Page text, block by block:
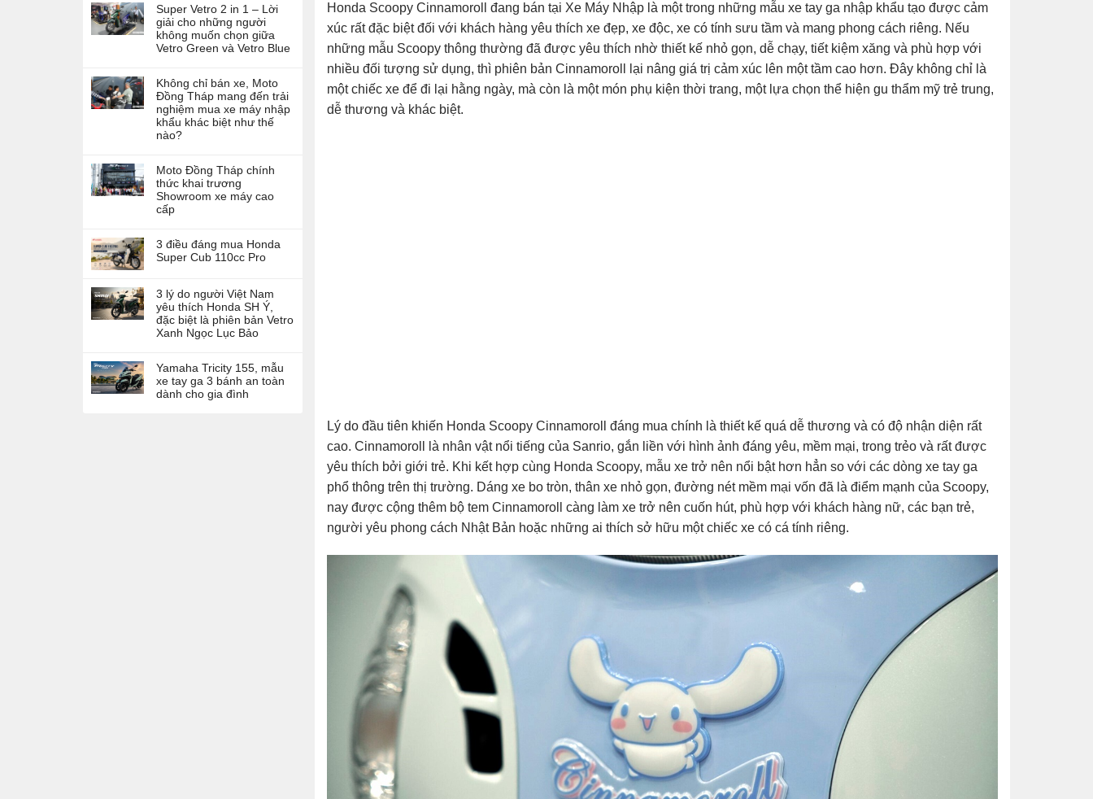
Super Vetro 2 in 1 – Lời
giải cho những người
không muốn chọn giữa
Vetro Green và Vetro Blue
Không chỉ bán xe, Moto
Đồng Tháp mang đến trải
nghiệm mua xe máy nhập
khẩu khác biệt như thế
nào?
Moto Đồng Tháp chính
thức khai trương
Showroom xe máy cao
cấp
3 điều đáng mua Honda
Super Cub 110cc Pro
3 lý do người Việt Nam
yêu thích Honda SH Ý,
đặc biệt là phiên bản Vetro
Xanh Ngọc Lục Bảo
Yamaha Tricity 155, mẫu
xe tay ga 3 bánh an toàn
dành cho gia đình
Honda Scoopy Cinnamoroll đang bán tại Xe Máy Nhập là một trong những mẫu xe tay ga nhập khẩu tạo được cảm
xúc rất đặc biệt đối với khách hàng yêu thích xe đẹp, xe độc, xe có tính sưu tầm và mang phong cách riêng. Nếu
những mẫu Scoopy thông thường đã được yêu thích nhờ thiết kế nhỏ gọn, dễ chạy, tiết kiệm xăng và phù hợp với
nhiều đối tượng sử dụng, thì phiên bản Cinnamoroll lại nâng giá trị cảm xúc lên một tầm cao hơn. Đây không chỉ là
một chiếc xe để đi lại hằng ngày, mà còn là một món phụ kiện thời trang, một lựa chọn thể hiện gu thẩm mỹ trẻ trung,
dễ thương và khác biệt.
Lý do đầu tiên khiến Honda Scoopy Cinnamoroll đáng mua chính là thiết kế quá dễ thương và có độ nhận diện rất
cao. Cinnamoroll là nhân vật nổi tiếng của Sanrio, gắn liền với hình ảnh đáng yêu, mềm mại, trong trẻo và rất được
yêu thích bởi giới trẻ. Khi kết hợp cùng Honda Scoopy, mẫu xe trở nên nổi bật hơn hẳn so với các dòng xe tay ga
phổ thông trên thị trường. Dáng xe bo tròn, thân xe nhỏ gọn, đường nét mềm mại vốn đã là điểm mạnh của Scoopy,
nay được cộng thêm bộ tem Cinnamoroll càng làm xe trở nên cuốn hút, phù hợp với khách hàng nữ, các bạn trẻ,
người yêu phong cách Nhật Bản hoặc những ai thích sở hữu một chiếc xe có cá tính riêng.